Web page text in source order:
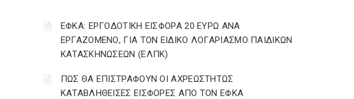
ΕΦΚΑ: ΕΡΓΟΔΟΤΙΚΗ ΕΙΣΦΟΡΑ 20 ΕΥΡΩ ΑΝΑ
ΕΡΓΑΖΟΜΕΝΟ, ΓΙΑ ΤΟΝ ΕΙΔΙΚΟ ΛΟΓΑΡΙΑΣΜΟ ΠΑΙΔΙΚΩΝ
ΚΑΤΑΣΚΗΝΩΣΕΩΝ (ΕΛΠΚ)
ΠΩΣ ΘΑ ΕΠΙΣΤΡΑΦΟΥΝ ΟΙ ΑΧΡΕΩΣΤΗΤΩΣ
ΚΑΤΑΒΛΗΘΕΙΣΕΣ ΕΙΣΦΟΡΕΣ ΑΠΟ ΤΟΝ ΕΦΚΑ